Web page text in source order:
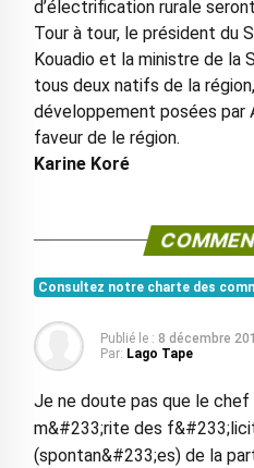
d’électrification rurale
Tour à tour, le président du
Kouadio et la ministre de la
tous deux natifs de la
développement posées par
faveur de le région.
Karine Koré
Consultez notre charte des
Publié le : 8 décembre
Par: Lago Tape
Je ne doute pas que le
m&#233;rite des
(spontan&#233;es) de la